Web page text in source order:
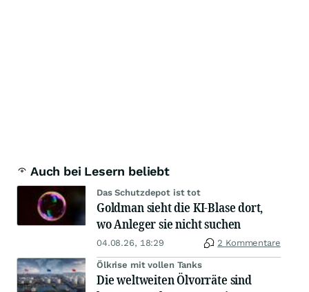
Auch bei Lesern beliebt
Das Schutzdepot ist tot
Goldman sieht die KI-Blase dort,
wo Anleger sie nicht suchen
04.08.26, 18:29 2 Kommentare
Ölkrise mit vollen Tanks
Die weltweiten Ölvorräte sind